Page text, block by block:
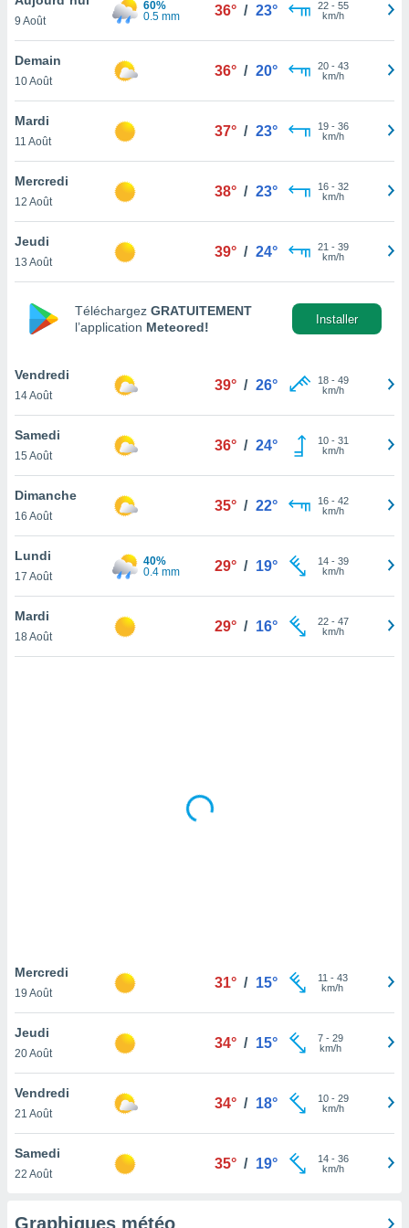
et
»,
au
vous
qu'ils
ou
le
ainsi
un
la
du
votre
à
en
le
notre
que
et que
9 Août
60%
0.5 mm
36° / 23° 22- 55
km/h
Demain
10 Août
36° / 20° 20- 43
km/h
Mardi
11 Août
37° / 23° 19- 36
km/h
Mercredi
12 Août
38° / 23° 16- 32
km/h
Jeudi
13 Août
39° / 24° 21 - 39
km/h
Téléchargez GRATUITEMENT
l’application Meteored!
Installer
Vendredi
14 Août
39° / 26° 18- 49
km/h
Samedi
15 Août
36° / 24° 10- 31
km/h
Dimanche
16 Août
35° / 22° 16- 42
km/h
Lundi
17 Août
40%
0.4 mm
29° / 19° 14- 39
km/h
Mardi
18 Août
29° / 16° 22- 47
km/h
Mercredi
19 Août
31° / 15° 11 - 43
km/h
Jeudi
20 Août
34° / 15° 7- 29
km/h
Vendredi
21 Août
34° / 18° 10- 29
km/h
Samedi
22 Août
35° / 19° 14- 36
km/h
Graphiques météo